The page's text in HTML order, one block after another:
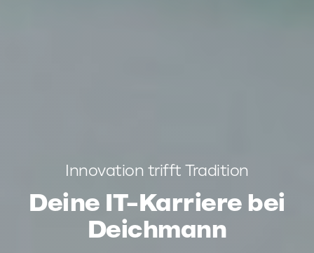
Innovation trifft Tradition
Deine IT-Karriere bei
Deichmann